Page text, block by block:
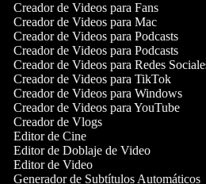
Creador de Videos para Fans
Creador de Videos para Mac
Creador de Videos para Podcasts
Creador de Videos para Podcasts
Creador de Videos para Redes Sociales
Creador de Videos para TikTok
Creador de Videos para Windows
Creador de Videos para YouTube
Creador de Vlogs
Editor de Cine
Editor de Doblaje de Video
Editor de Video
Generador de Subtítulos Automáticos